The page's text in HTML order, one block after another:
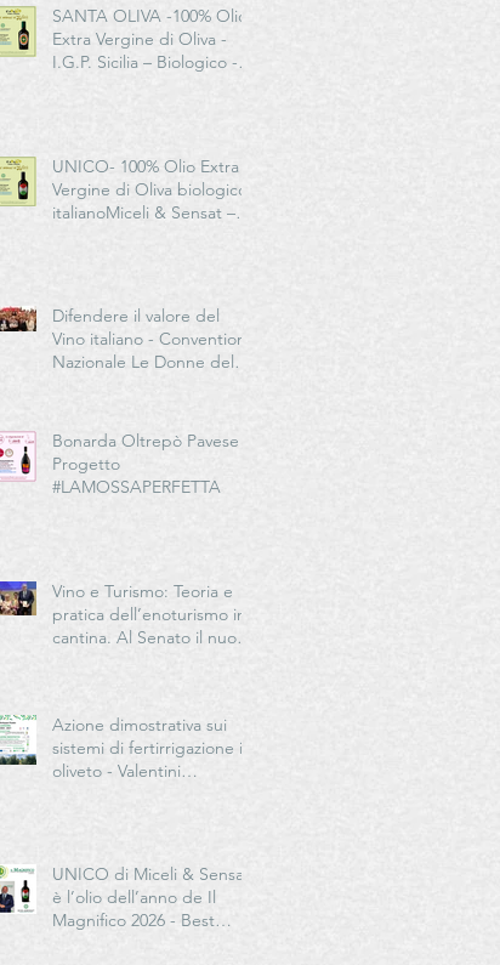
SANTA OLIVA -100% Olio
Extra Vergine di Oliva -
I.G.P. Sicilia – Biologico -
UNICO- 100% Olio Extra
Vergine di Oliva biologico
italianoMiceli & Sensat –
Difendere il valore del
Vino italiano - Convention
Nazionale Le Donne del
Bonarda Oltrepò Pavese -
Progetto
#LAMOSSAPERFETTA
Vino e Turismo: Teoria e
pratica dell’enoturismo in
cantina. Al Senato il nuovo
Azione dimostrativa sui
sistemi di fertirrigazione in
oliveto - Valentini
UNICO di Miceli & Sensat
è l’olio dell’anno de Il
Magnifico 2026 - Best